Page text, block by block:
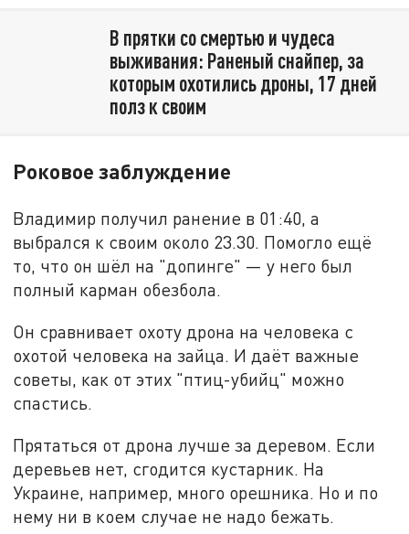
В прятки со смертью и чудеса
выживания: Раненый снайпер, за
которым охотились дроны, 17 дней
полз к своим
Роковое заблуждение
Владимир получил ранение в 01:40, а
выбрался к своим около 23.30. Помогло ещё
то, что он шёл на "допинге" — у него был
полный карман обезбола.
Он сравнивает охоту дрона на человека с
охотой человека на зайца. И даёт важные
советы, как от этих "птиц-убийц" можно
спастись.
Прятаться от дрона лучше за деревом. Если
деревьев нет, сгодится кустарник. На
Украине, например, много орешника. Но и по
нему ни в коем случае не надо бежать.